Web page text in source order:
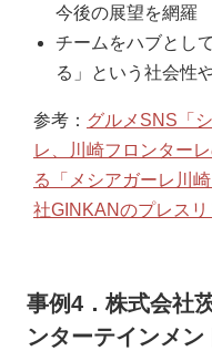
今後の展望を網羅
チームをハブとし
る」という社会性
参考： グルメSNS「
レ、川崎フロンター
る「メシアガーレ川
社GINKANのプレスリ
事例4．株式会社
ンターテインメン